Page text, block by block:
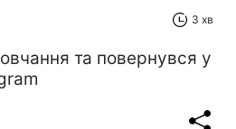
3 хв
та повернувся у